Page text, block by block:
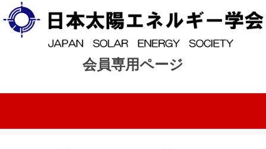
会員専用ページ
コンテンツへスキップ